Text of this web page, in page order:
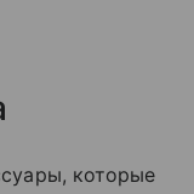
которые